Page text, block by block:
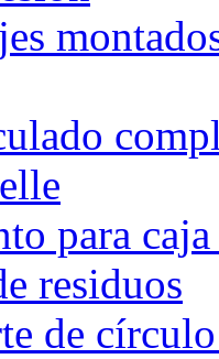
para
residuos
de